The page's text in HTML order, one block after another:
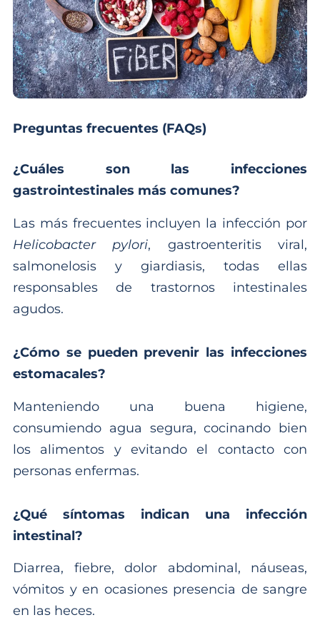
Preguntas frecuentes (FAQs)
¿Cuáles son las infecciones
gastrointestinales más comunes?
Las más frecuentes incluyen la infección por
Helicobacter pylori, gastroenteritis viral,
salmonelosis y giardiasis, todas ellas
responsables de trastornos intestinales
agudos.
¿Cómo se pueden prevenir las infecciones
estomacales?
Manteniendo una buena higiene,
consumiendo agua segura, cocinando bien
los alimentos y evitando el contacto con
personas enfermas.
¿Qué síntomas indican una infección
intestinal?
Diarrea, fiebre, dolor abdominal, náuseas,
vómitos y en ocasiones presencia de sangre
en las heces.